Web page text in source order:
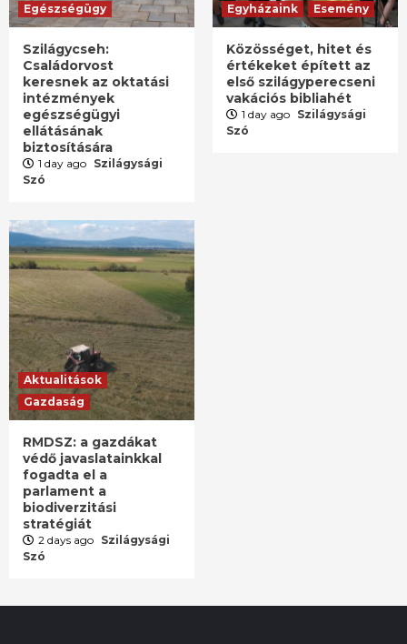
Egészségügy
Szilágycseh:
Családorvost
keresnek az oktatási
intézmények
egészségügyi
ellátásának
biztosítására
1 day ago Szilágysági
Szó
Egyházaink
Esemény
Közösséget, hitet és
értékeket épített az
első szilágyperecseni
vakációs bibliahét
1 day ago Szilágysági
Szó
Aktualitások
Gazdaság
RMDSZ: a gazdákat
védő javaslatainkkal
fogadta el a
parlament a
biodiverzitási
stratégiát
2 days ago Szilágysági
Szó